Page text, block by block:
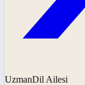
UzmanDil Ailesi